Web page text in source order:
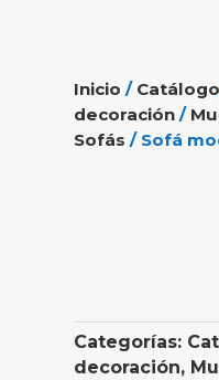
Inicio / Catálogo
decoración /
Sofás / Sofá
Categorías:
decoración,